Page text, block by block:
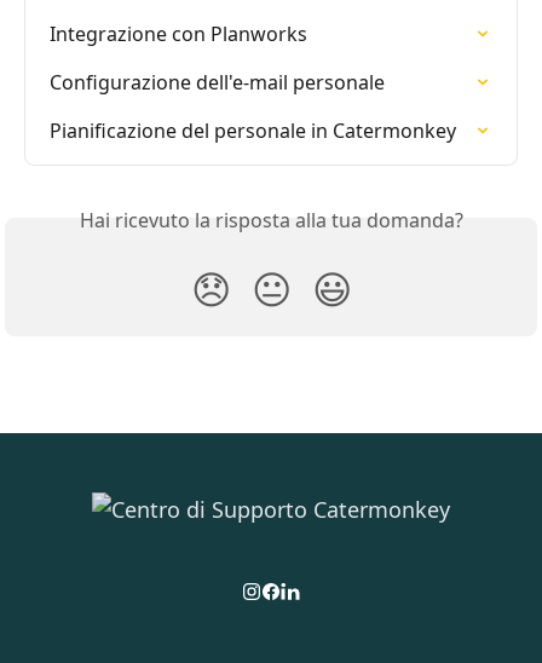
Integrazione con Planworks
Configurazione dell'e-mail personale
Pianificazione del personale in Catermonkey
Hai ricevuto la risposta alla tua domanda?
😞 😐 😃